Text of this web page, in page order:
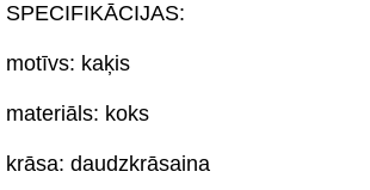
SPECIFIKĀCIJAS:
motīvs: kaķis
materiāls: koks
krāsa: daudzkrāsaina